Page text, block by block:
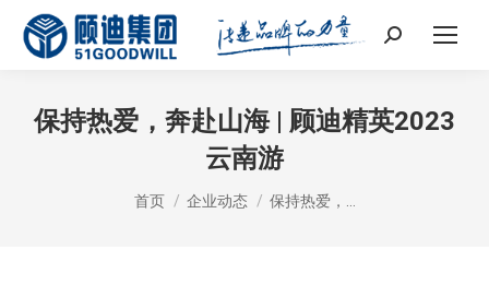
Search:
保持热爱，奔赴山海 | 顾迪精英2023
云南游
您在这里：
首页 企业动态 保持热爱，…